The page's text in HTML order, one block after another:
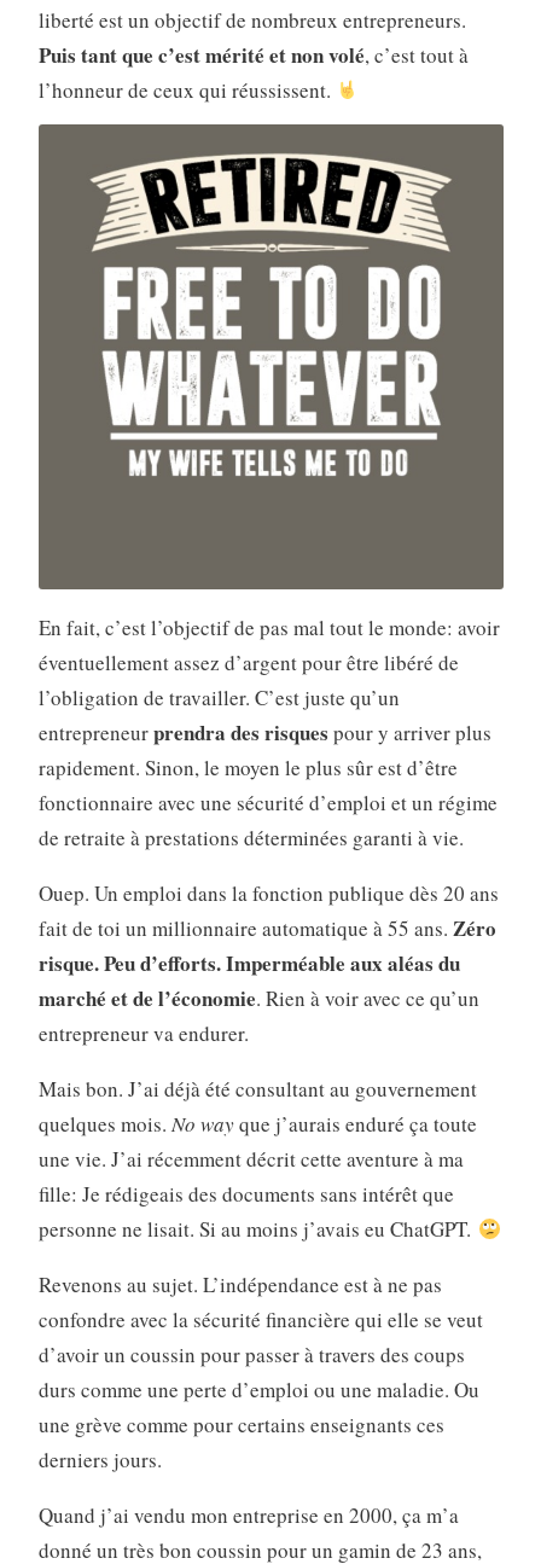
liberté est un objectif de nombreux entrepreneurs.
Puis tant que c’est mérité et non volé, c’est tout à
l’honneur de ceux qui réussissent.
En fait, c’est l’objectif de pas mal tout le monde: avoir
éventuellement assez d’argent pour être libéré de
l’obligation de travailler. C’est juste qu’un
entrepreneurprendra des risques pour y arriver plus
rapidement. Sinon, le moyen le plus sûr est d’être
fonctionnaire avec une sécurité d’emploi et un régime
de retraite à prestations déterminées garanti à vie.
Ouep. Un emploi dans la fonction publique dès 20 ans
fait de toi un millionnaire automatique à 55 ans. Zéro
risque. Peu d’efforts. Imperméable aux aléas du
marché et de l’économie. Rien à voir avec ce qu’un
entrepreneur va endurer.
Mais bon. J’ai déjà été consultant au gouvernement
quelques mois. No wayque j’aurais enduré ça toute
une vie. J’ai récemment décrit cette aventure à ma
fille: Je rédigeais des documents sans intérêt que
personne ne lisait. Si au moins j’avais eu ChatGPT.
Revenons au sujet. L’indépendance est à ne pas
confondre avec la sécurité financière qui elle se veut
d’avoir un coussin pour passer à travers des coups
durs comme une perte d’emploi ou une maladie. Ou
une grève comme pour certains enseignants ces
derniers jours.
Quand j’ai vendu mon entreprise en 2000, ça m’a
donné un très bon coussin pour un gamin de 23 ans,